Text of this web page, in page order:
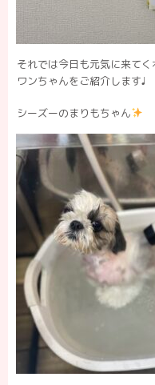
それでは今日も元気に来てく
ワンちゃんをご紹介します♩
シーズーのまりもちゃん